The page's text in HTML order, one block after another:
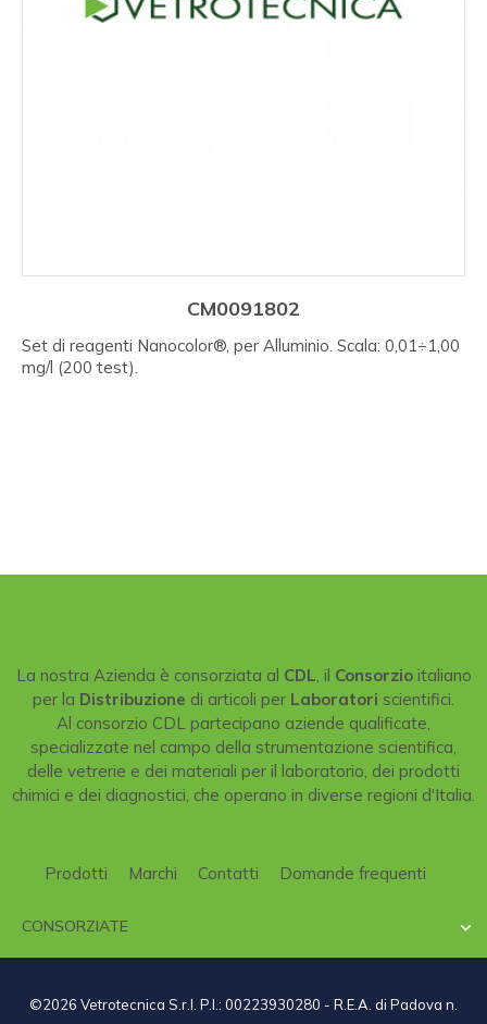
CM0091802
Set di reagenti Nanocolor®, per Alluminio. Scala: 0,01÷1,00
mg/l (200 test).
La nostra Azienda è consorziata al CDL, il Consorzioitaliano
per la Distribuzione di articoli per Laboratori scientifici.
Al consorzio CDL partecipano aziende qualificate,
specializzate nel campo della strumentazione scientifica,
delle vetrerie e dei materiali per il laboratorio, dei prodotti
chimici e dei diagnostici, che operano in diverse regioni d'Italia.
Prodotti Marchi Contatti Domande frequenti
CONSORZIATE 
©2026 Vetrotecnica S.r.l. P.I.: 00223930280 - R.E.A. di Padova n.